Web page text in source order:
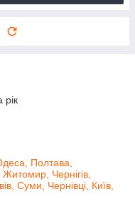
рік
Полтава,
Чернігів,
Суми, Чернівці, Київ,